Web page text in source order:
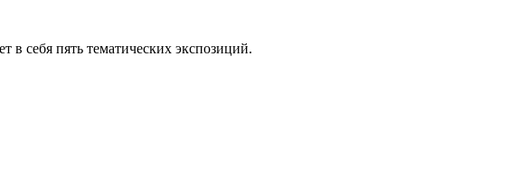
в себя пять тематических экспозиций.